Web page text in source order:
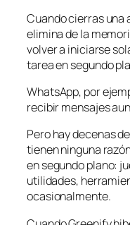
Cuando cierras una
elimina de la
volver a iniciarse
tarea en segundo
WhatsApp, por
recibir mensajes
Pero hay decenas
tienen ninguna
en segundo plano:
utilidades,
ocasionalmente.